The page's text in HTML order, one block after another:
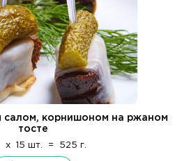
салом, корнишоном на ржаном
тосте
x 15 шт. = 525 г.